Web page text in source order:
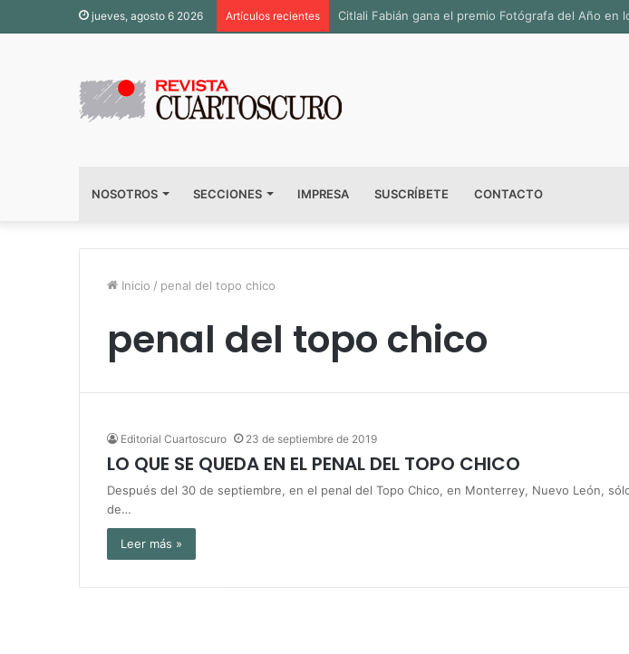
jueves, agosto 6 2026 Artículos recientes Inauguran sala permanente «Pedro Valtierra» en la
NOSOTROS SECCIONES IMPRESA SUSCRÍBETE CONTACTO
Inicio / penal del topo chico
penal del topo chico
Editorial Cuartoscuro 23 de septiembre de 2019
LO QUE SE QUEDA EN EL PENAL DEL TOPO CHICO
Después del 30 de septiembre, en el penal del Topo Chico, en Monterrey, Nuevo León,
de…
Leer más »